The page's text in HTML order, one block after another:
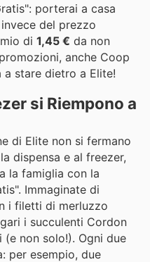
porterai a casa
invece del prezzo
di 1,45 € da non
anche Coop
stare dietro a Elite!
si Riempono a
di Elite non si fermano
dispensa e al freezer,
la famiglia con la
Immaginate di
i filetti di merluzzo
i succulenti Cordon
non solo!). Ogni due
per esempio, due